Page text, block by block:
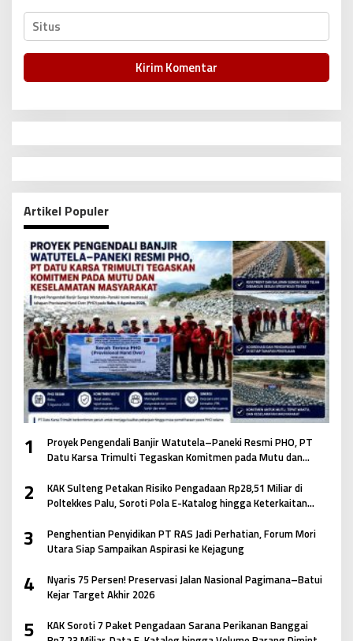
Artikel Populer
1
Proyek Pengendali Banjir Watutela–Paneki Resmi PHO, PT
Datu Karsa Trimulti Tegaskan Komitmen pada Mutu dan
2
KAK Sulteng Petakan Risiko Pengadaan Rp28,51 Miliar di
Poltekkes Palu, Soroti Pola E-Katalog hingga Keterkaitan
3
Penghentian Penyidikan PT RAS Jadi Perhatian, Forum Mori
Utara Siap Sampaikan Aspirasi ke Kejagung
4
Nyaris 75 Persen! Preservasi Jalan Nasional Pagimana–Batui
Kejar Target Akhir 2026
5
KAK Soroti 7 Paket Pengadaan Sarana Perikanan Banggai